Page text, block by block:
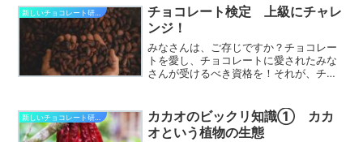
プラスカカオ72％とは？「チョコレート
効果 Wプラスカカオ7...
チョコレート検定 上級にチャレ
ンジ！
みなさんは、ご存じですか？チョコレー
トを愛し、チョコレートに愛されたみな
さんが受けるべき資格を！それが、チョ
取っておきたい栄光と思い、「チョコレ
ート検定」にチャレンジし...
新しいチョコレート研究開発
カカオのビックリ知識① カカ
オという植物の生態